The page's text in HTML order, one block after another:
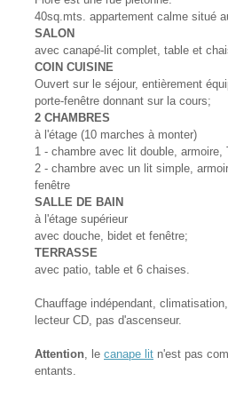
40sq.mts. appartement calme situé
SALON
avec canapé-lit complet, table et
COIN CUISINE
Ouvert sur le séjour, entièrement
porte-fenêtre donnant sur la cours;
2 CHAMBRES
à l'étage (10 marches à monter)
1 - chambre avec lit double,
2 - chambre avec un lit simple,
fenêtre
SALLE DE BAIN
à l'étage supérieur
avec douche, bidet et fenêtre;
TERRASSE
avec patio, table et 6 chaises.
Chauffage indépendant,
lecteur CD, pas d'ascenseur.
Attention, le canape lit n'est pas
entants.